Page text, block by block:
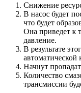
Снижение
В насос будет
что будет
Она приведет к
давление.
В результате
автоматической
Начнут
Количество
трансмиссии